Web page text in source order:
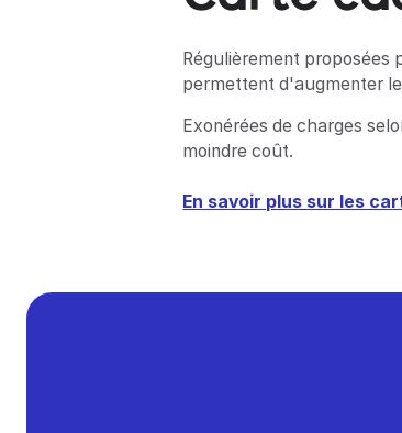
Régulièrement proposées
permettent d'augmenter
Exonérées de charges
moindre coût.
En savoir plus sur les